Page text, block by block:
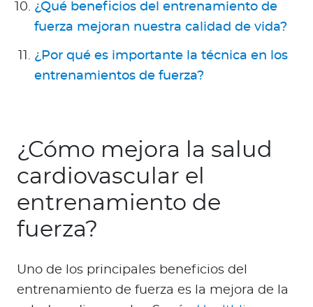
¿Qué beneficios del entrenamiento de
fuerza mejoran nuestra calidad de vida?
¿Por qué es importante la técnica en los
entrenamientos de fuerza?
¿Cómo mejora la salud
cardiovascular el
entrenamiento de
fuerza?
Uno de los principales beneficios del
entrenamiento de fuerza es la mejora de la